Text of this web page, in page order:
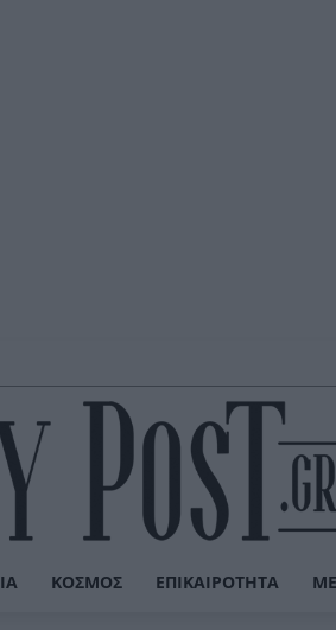
ΚΌΣΜΟΣ ΕΠΙΚΑΙΡΌΤΗΤΑ